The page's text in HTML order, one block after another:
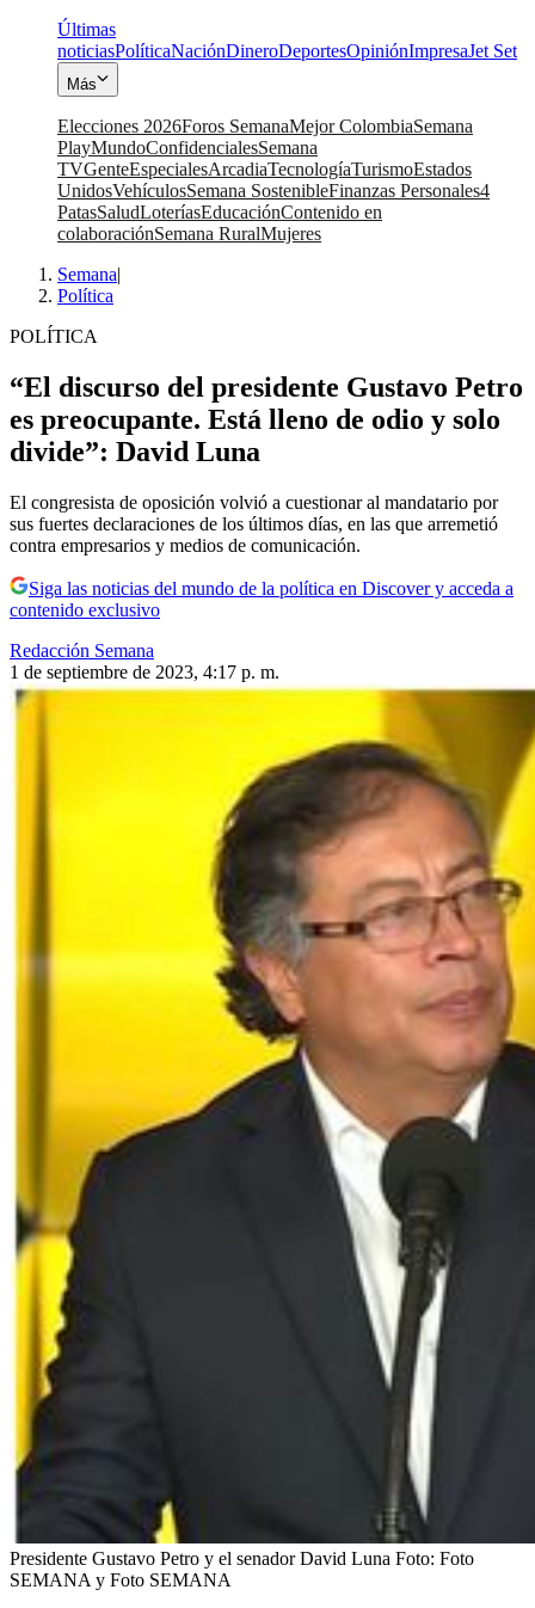
Últimas
noticiasPolíticaNaciónDineroDeportesOpiniónImpresaJet Set
Más
Elecciones 2026Foros SemanaMejor ColombiaSemana
PlayMundoConfidencialesSemana
TVGenteEspecialesArcadiaTecnologíaTurismoEstados
UnidosVehículosSemana SostenibleFinanzas Personales4
PatasSaludLoteríasEducaciónContenido en
colaboraciónSemana RuralMujeres
Semana|
Política
POLÍTICA
“El discurso del presidente Gustavo Petro
es preocupante. Está lleno de odio y solo
divide”: David Luna
El congresista de oposición volvió a cuestionar al mandatario por
sus fuertes declaraciones de los últimos días, en las que arremetió
contra empresarios y medios de comunicación.
Siga las noticias del mundo de la política en Discover y acceda a
contenido exclusivo
Redacción Semana
1 de septiembre de 2023, 4:17 p. m.
Presidente Gustavo Petro y el senador David Luna Foto: Foto
SEMANA y Foto SEMANA